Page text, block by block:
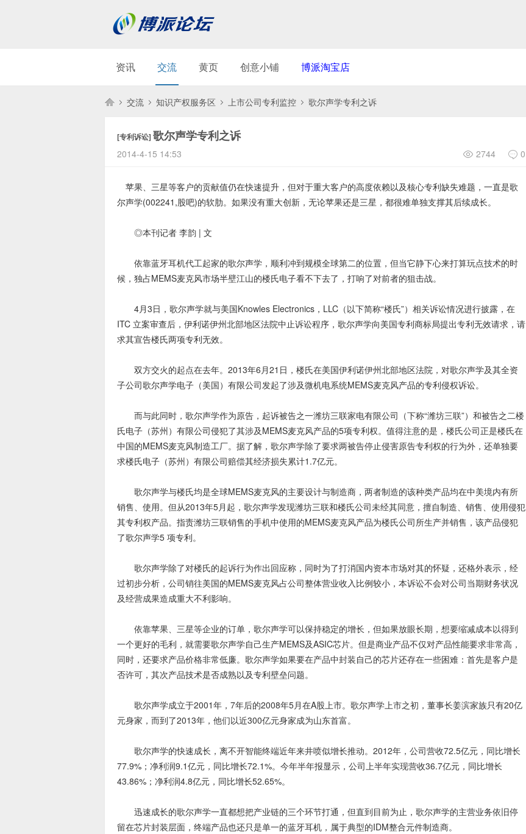
资讯 交流 黄页 创意小铺 博派淘宝店
交流 知识产权服务区 上市公司专利监控 歌尔声学专利之诉
[专利诉讼] 歌尔声学专利之诉
2014-4-15 14:53 2744 0
苹果、三星等客户的贡献值仍在快速提升，但对于重大客户的高度依赖以及核心专利缺失难题，一直是歌
尔声学(002241,股吧)的软肋。如果没有重大创新，无论苹果还是三星，都很难单独支撑其后续成长。
◎本刊记者 李韵 | 文
依靠蓝牙耳机代工起家的歌尔声学，顺利冲到规模全球第二的位置，但当它静下心来打算玩点技术的时
候，独占MEMS麦克风市场半壁江山的楼氏电子看不下去了，打响了对前者的狙击战。
4月3日，歌尔声学就与美国Knowles Electronics，LLC（以下简称“楼氏”）相关诉讼情况进行披露，在
ITC 立案审查后，伊利诺伊州北部地区法院中止诉讼程序，歌尔声学向美国专利商标局提出专利无效请求，请
求其宣告楼氏两项专利无效。
双方交火的起点在去年。2013年6月21日，楼氏在美国伊利诺伊州北部地区法院，对歌尔声学及其全资
子公司歌尔声学电子（美国）有限公司发起了涉及微机电系统MEMS麦克风产品的专利侵权诉讼。
而与此同时，歌尔声学作为原告，起诉被告之一潍坊三联家电有限公司（下称“潍坊三联”）和被告之二楼
氏电子（苏州）有限公司侵犯了其涉及MEMS麦克风产品的5项专利权。值得注意的是，楼氏公司正是楼氏在
中国的MEMS麦克风制造工厂。据了解，歌尔声学除了要求两被告停止侵害原告专利权的行为外，还单独要
求楼氏电子（苏州）有限公司赔偿其经济损失累计1.7亿元。
歌尔声学与楼氏均是全球MEMS麦克风的主要设计与制造商，两者制造的该种类产品均在中美境内有所
销售、使用。但从2013年5月起，歌尔声学发现潍坊三联和楼氏公司未经其同意，擅自制造、销售、使用侵犯
其专利权产品。指责潍坊三联销售的手机中使用的MEMS麦克风产品为楼氏公司所生产并销售，该产品侵犯
了歌尔声学5 项专利。
歌尔声学除了对楼氏的起诉行为作出回应称，同时为了打消国内资本市场对其的怀疑，还格外表示，经
过初步分析，公司销往美国的MEMS麦克风占公司整体营业收入比例较小，本诉讼不会对公司当期财务状况
及经营成果造成重大不利影响。
依靠苹果、三星等企业的订单，歌尔声学可以保持稳定的增长，但如果放眼长期，想要缩减成本以得到
一个更好的毛利，就需要歌尔声学自己生产MEMS及ASIC芯片。但是商业产品不仅对产品性能要求非常高，
同时，还要求产品价格非常低廉。歌尔声学如果要在产品中封装自己的芯片还存在一些困难：首先是客户是
否许可，其次产品技术是否成熟以及专利壁垒问题。
歌尔声学成立于2001年，7年后的2008年5月在A股上市。歌尔声学上市之初，董事长姜滨家族只有20亿
元身家，而到了2013年，他们以近300亿元身家成为山东首富。
歌尔声学的快速成长，离不开智能终端近年来井喷似增长推动。2012年，公司营收72.5亿元，同比增长
77.9%；净利润9.1亿元，同比增长72.1%。今年半年报显示，公司上半年实现营收36.7亿元，同比增长
43.86%；净利润4.8亿元，同比增长52.65%。
迅速成长的歌尔声学一直都想把产业链的三个环节打通，但直到目前为止，歌尔声学的主营业务依旧停
留在芯片封装层面，终端产品也还只是单一的蓝牙耳机，属于典型的IDM整合元件制造商。